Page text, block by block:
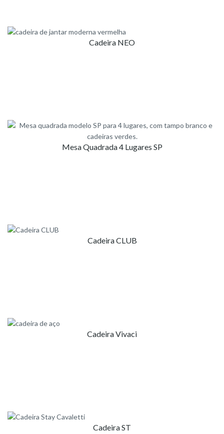
Cadeira NEO
Mesa Quadrada 4 Lugares SP
Cadeira CLUB
Cadeira Vivaci
Cadeira ST